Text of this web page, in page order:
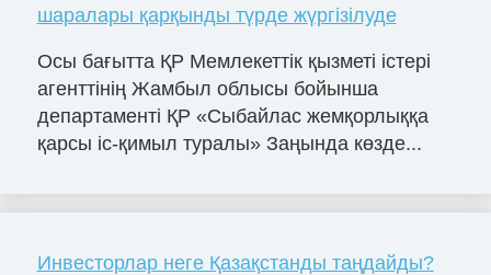
шаралары қарқынды түрде жүргізілуде
Осы бағытта ҚР Мемлекеттік қызметі істері
агенттінің Жамбыл облысы бойынша
департаменті ҚР «Сыбайлас жемқорлыққа
қарсы іс-қимыл туралы» Заңында көзде...
Инвесторлар неге Қазақстанды таңдайды?